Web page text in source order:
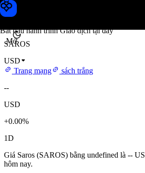
Bắt đầu hành trình Giao dịch tại đây
Mở
Giá Saros
SAROS
USD
Trang mạng
sách trắng
--
USD
+0.00%
1D
Giá Saros (SAROS) bằng undefined là --
hôm nay.